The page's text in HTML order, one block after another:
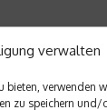
verwalten
bieten, verwenden
zu speichern